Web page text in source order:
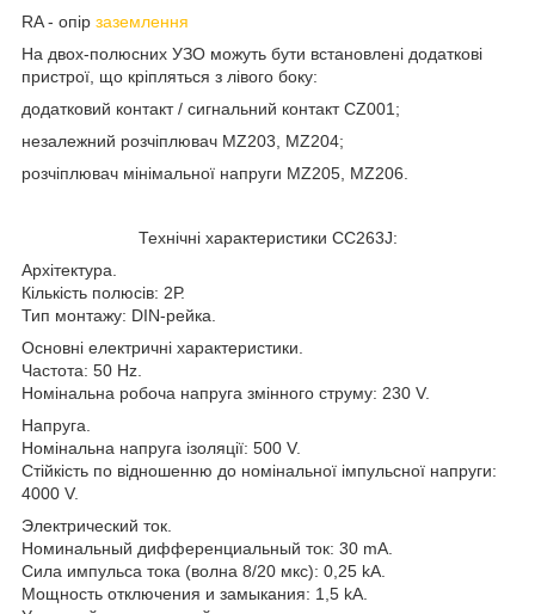
RA - опір заземлення
На двох-полюсних УЗО можуть бути встановлені додаткові
пристрої, що кріпляться з лівого боку:
додатковий контакт / сигнальний контакт CZ001;
незалежний розчіплювач MZ203, MZ204;
розчіплювач мінімальної напруги MZ205, MZ206.
Технічні характеристики CC263J:
Архітектура.
Кількість полюсів: 2Р.
Тип монтажу: DIN-рейка.
Основні електричні характеристики.
Частота: 50 Hz.
Номінальна робоча напруга змінного струму: 230 V.
Напруга.
Номінальна напруга ізоляції: 500 V.
Стійкість по відношенню до номінальної імпульсної напруги:
4000 V.
Электрический ток.
Номинальный дифференциальный ток: 30 mA.
Сила импульса тока (волна 8/20 мкс): 0,25 kA.
Мощность отключения и замыкания: 1,5 kA.